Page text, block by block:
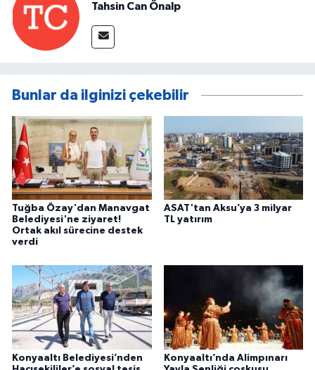
Tahsin Can Önalp
Bunlar da ilginizi çekebilir
Tuğba Özay'dan Manavgat
Belediyesi'ne ziyaret!
Ortak akıl sürecine destek
verdi
ASAT'tan Aksu’ya 3 milyar
TL yatırım
Konyaaltı Belediyesi’nden
Konyaaltı’nda Alimpınarı